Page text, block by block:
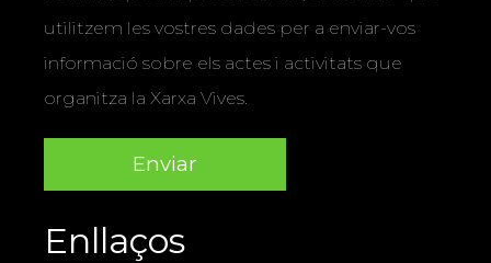
utilitzem les vostres dades per a enviar-vos
informació sobre els actes i activitats que
organitza la Xarxa Vives.
Enllaços